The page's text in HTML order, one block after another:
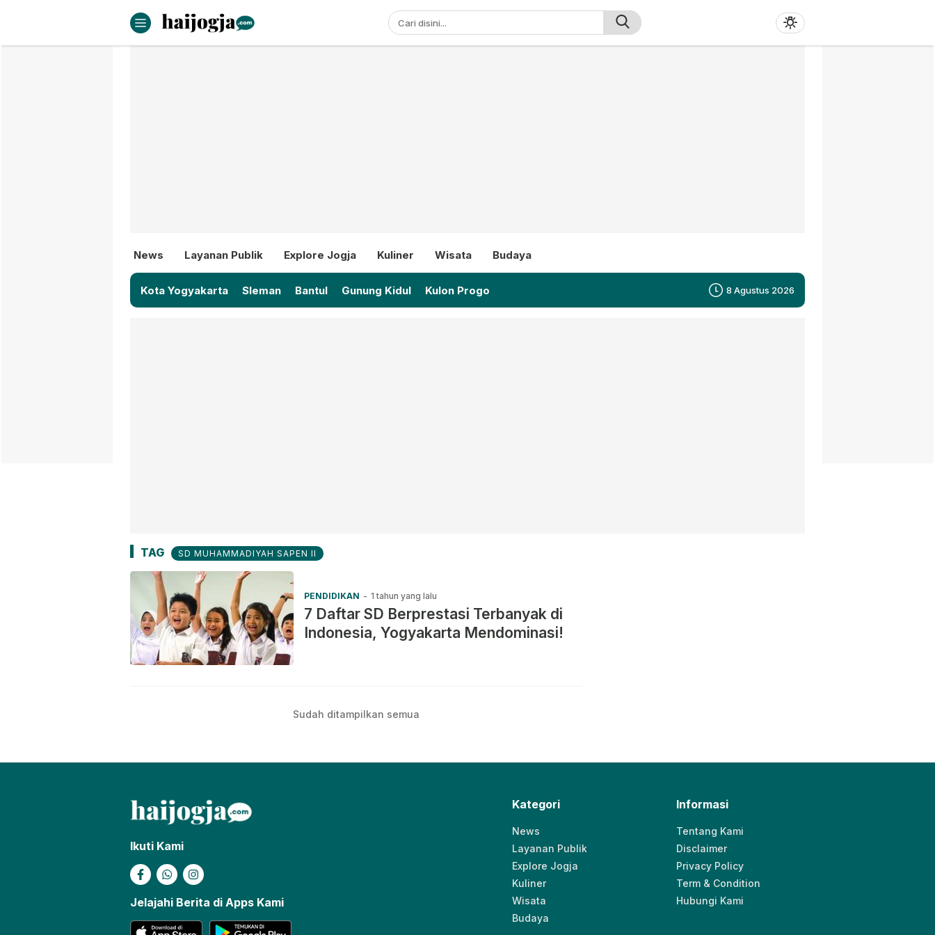
haijogja.com
Berita Jogja Terbaru dan Terkini
News Layanan Publik Explore Jogja Kuliner Wisata Budaya
Kota Yogyakarta Sleman Bantul Gunung Kidul Kulon Progo 8 Agustus 2026
TAG SD MUHAMMADIYAH SAPEN II
PENDIDIKAN - 1 tahun yang lalu
7 Daftar SD Berprestasi Terbanyak di
Indonesia, Yogyakarta Mendominasi!
Sudah ditampilkan semua
Ikuti Kami
Jelajahi Berita di Apps Kami
Kategori
News
Layanan Publik
Explore Jogja
Kuliner
Wisata
Budaya
Informasi
Tentang Kami
Disclaimer
Privacy Policy
Term & Condition
Hubungi Kami